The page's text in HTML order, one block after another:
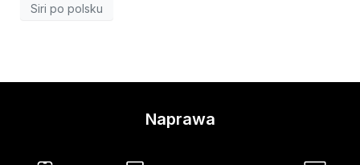
Siri po polsku
Naprawa